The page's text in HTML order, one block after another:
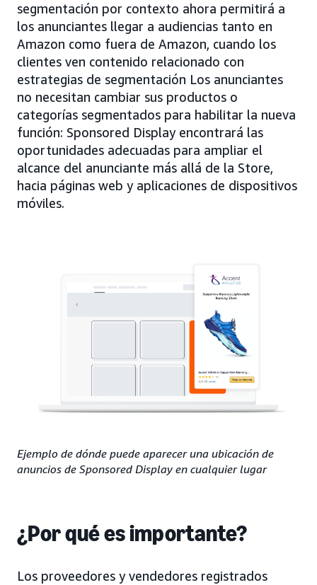
segmentación por contexto ahora permitirá a
los anunciantes llegar a audiencias tanto en
Amazon como fuera de Amazon, cuando los
clientes ven contenido relacionado con
estrategias de segmentación Los anunciantes
no necesitan cambiar sus productos o
categorías segmentados para habilitar la nueva
función: Sponsored Display encontrará las
oportunidades adecuadas para ampliar el
alcance del anunciante más allá de la Store,
hacia páginas web y aplicaciones de dispositivos
móviles.
Ejemplo de dónde puede aparecer una ubicación de
anuncios de Sponsored Display en cualquier lugar
¿Por qué es importante?
Los proveedores y vendedores registrados